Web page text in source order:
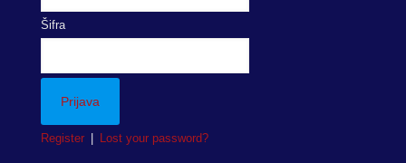
Šifra
Register Lost your password?